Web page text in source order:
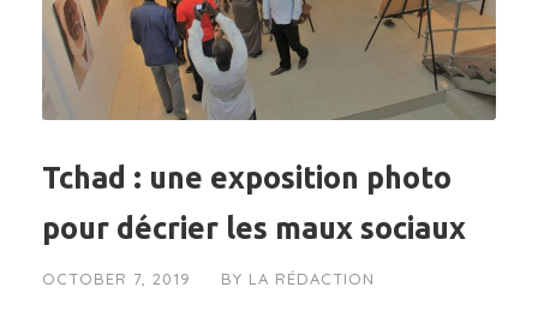
Tchad : une exposition photo
pour décrier les maux sociaux
OCTOBER 7, 2019 BY LA RÉDACTION